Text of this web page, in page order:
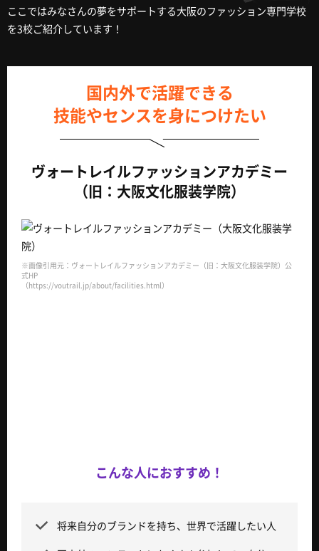
ここではみなさんの夢をサポートする大阪のファッション専門学校
を3校ご紹介しています！
国内外で活躍できる
技能やセンスを身につけたい
ヴォートレイルファッションアカデミー
（旧：大阪文化服装学院）
※画像引用元：ヴォートレイルファッションアカデミー（旧：大阪文化服装学院）公
式HP
（https://voutrail.jp/about/facilities.html）
こんな人におすすめ！
将来自分のブランドを持ち、世界で活躍したい人